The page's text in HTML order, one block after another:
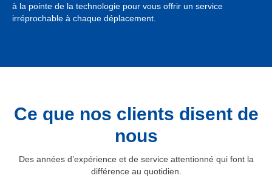
à la pointe de la technologie pour vous offrir un service
irréprochable à chaque déplacement.
Ce que nos clients disent de
nous
Des années d’expérience et de service attentionné qui font la
différence au quotidien.